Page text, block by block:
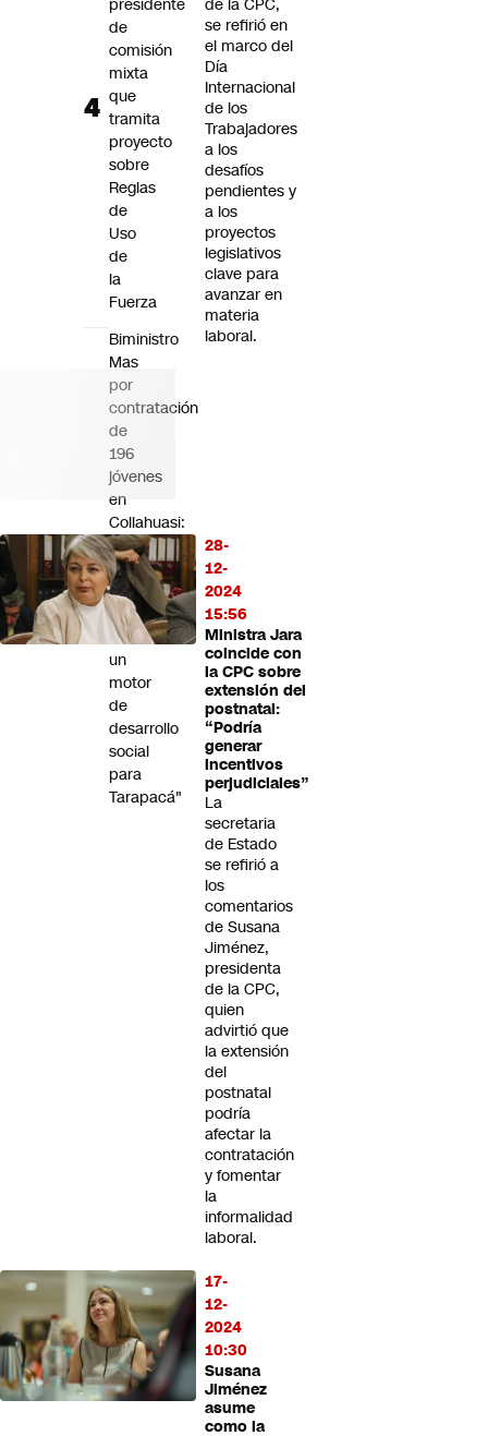
de la CPC,
se refirió en
el marco del
Día
Internacional
de los
Trabajadores
a los
desafíos
pendientes y
a los
proyectos
legislativos
clave para
avanzar en
materia
laboral.
28-
12-
2024
15:56
Ministra Jara
coincide con
la CPC sobre
extensión del
postnatal:
“Podría
generar
incentivos
perjudiciales”
La
secretaria
de Estado
se refirió a
los
comentarios
de Susana
Jiménez,
presidenta
de la CPC,
quien
advirtió que
la extensión
del
postnatal
podría
afectar la
contratación
y fomentar
la
informalidad
laboral.
17-
12-
2024
10:30
Susana
Jiménez
asume
como la
presidente
de
comisión
mixta
que
tramita
proyecto
sobre
Reglas
de
Uso
de
la
Fuerza
Biministro
Mas
por
contratación
de
196
jóvenes
en
Collahuasi:
"La
minería
se
transforma
en
un
motor
de
desarrollo
social
para
Tarapacá"